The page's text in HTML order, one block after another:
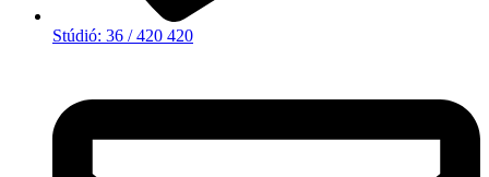
Stúdió: 36 / 420 420